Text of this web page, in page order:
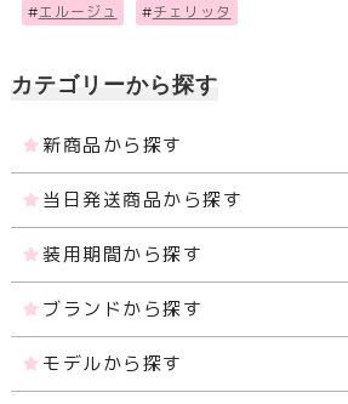
#エルージュ #チェリッタ
カテゴリーから探す
新商品から探す
当日発送商品から探す
装用期間から探す
ブランドから探す
モデルから探す